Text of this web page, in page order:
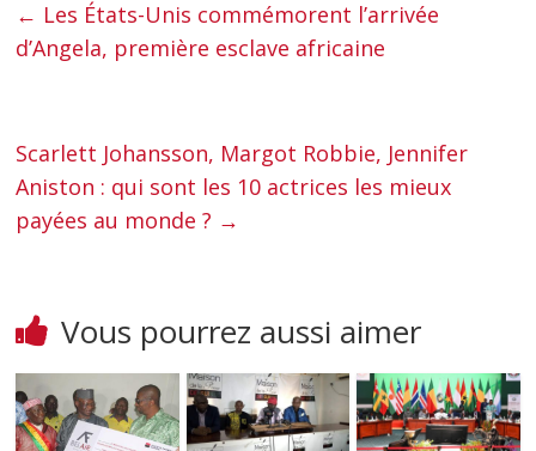
← Les États-Unis commémorent l’arrivée
d’Angela, première esclave africaine
Scarlett Johansson, Margot Robbie, Jennifer
Aniston : qui sont les 10 actrices les mieux
payées au monde ? →
Vous pourrez aussi aimer